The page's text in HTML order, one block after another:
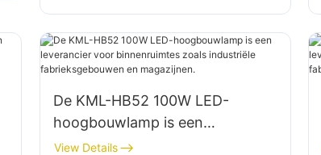
binnenverlichting in fabrieken,
magazijnen, enz.
De KML-HB52 100W LED-
hoogbouwlamp is een
leverancier voor binnenruimtes
View Details